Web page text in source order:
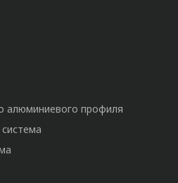
алюминиевого профиля